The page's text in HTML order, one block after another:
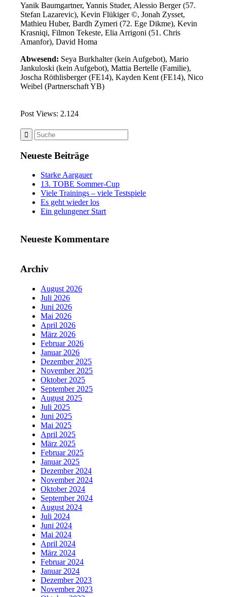
Yanik Baumgartner, Yannis Studer, Alessio Berger (57.
Stefan Lazarevic), Kevin Flükiger ©, Jonah Zysset,
Mathieu Huber, Bardh Zymeri (72. Ege Dikme), Kevin
Krasniqi, Filmon Tekeste, Elia Arrigoni (51. Chris
Amanfor), David Homa
Abwesend: Seya Burkhalter (kein Aufgebot), Mario
Jankuloski (kein Aufgebot), Mattia Bertelle (Familie),
Joscha Röthlisberger (FE14), Kayden Kent (FE14), Nico
Weibel (Partnerschaft YB)
Post Views: 2.124
Neueste Beiträge
Starke Aargauer
13. TOBE Sommer-Cup
Viele Trainings – viele Testspiele
Es geht wieder los
Ein gelungener Start
Neueste Kommentare
Archiv
August 2026
Juli 2026
Juni 2026
Mai 2026
April 2026
März 2026
Februar 2026
Januar 2026
Dezember 2025
November 2025
Oktober 2025
September 2025
August 2025
Juli 2025
Juni 2025
Mai 2025
April 2025
März 2025
Februar 2025
Januar 2025
Dezember 2024
November 2024
Oktober 2024
September 2024
August 2024
Juli 2024
Juni 2024
Mai 2024
April 2024
März 2024
Februar 2024
Januar 2024
Dezember 2023
November 2023